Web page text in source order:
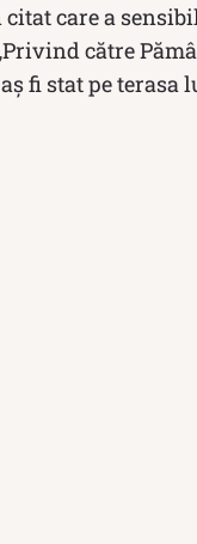
care a
către
fi stat pe terasa